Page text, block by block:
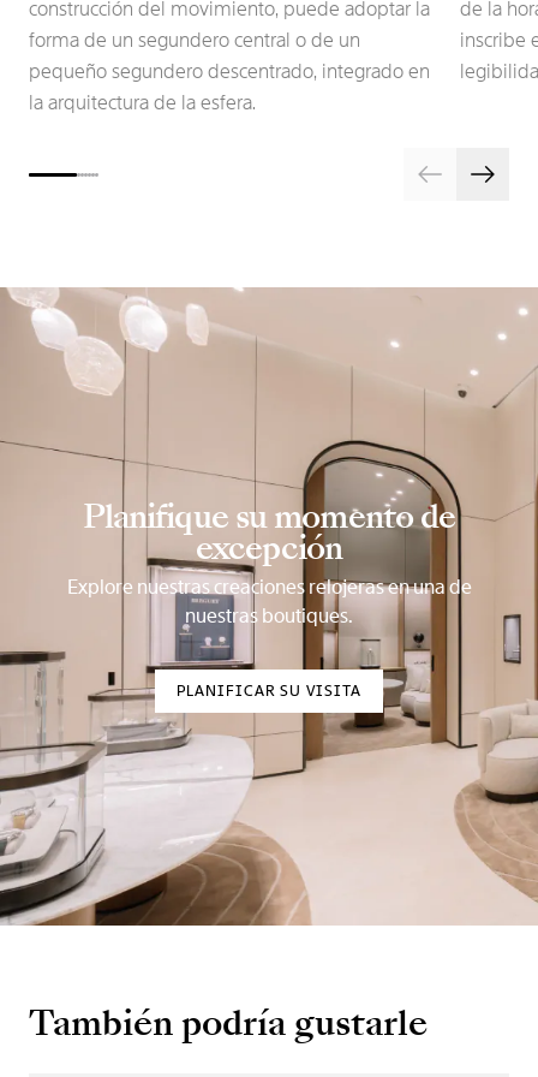
construcción del movimiento, puede adoptar la
forma de un segundero central o de un
pequeño segundero descentrado, integrado en
la arquitectura de la esfera.
de la
inscribe
Planifique su momento de
excepción
Explore nuestras creaciones relojeras en una de
nuestras boutiques.
PLANIFICAR SU VISITA
También podría gustarle